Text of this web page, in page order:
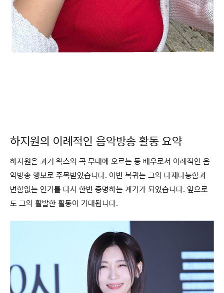
하지원의 이례적인 음악방송 활동 요약
하지원은 과거 왁스의 곡 무대에 오르는 등 배우로서 이례적인 음
악방송 행보로 주목받았습니다. 이번 복귀는 그의 다재다능함과
변함없는 인기를 다시 한번 증명하는 계기가 되었습니다. 앞으로
도 그의 활발한 활동이 기대됩니다.